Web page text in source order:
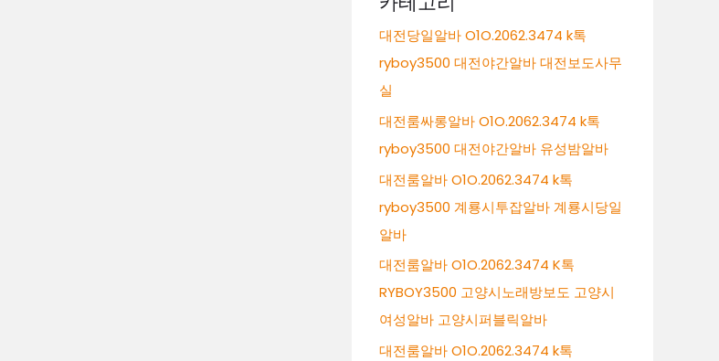
대전당일알바 O1O.2062.3474 k톡
ryboy3500 대전야간알바 대전보도사무
실
대전룸싸롱알바 O1O.2062.3474 k톡
ryboy3500 대전야간알바 유성밤알바
대전룸알바 O1O.2062.3474 k톡
ryboy3500 계룡시투잡알바 계룡시당일
알바
대전룸알바 O1O.2062.3474 K톡
RYBOY3500 고양시노래방보도 고양시
여성알바 고양시퍼블릭알바
대전룸알바 O1O.2062.3474 k톡